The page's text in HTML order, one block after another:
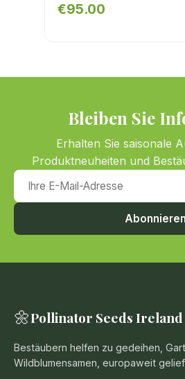
€95.00
Bleiben Sie
Erhalten Sie saisonale
Produktneuheiten und
Ihre E-Mail-Adresse
Abonnieren
🌼Pollinator Seeds Ireland
Bestäubern helfen zu gedeihen,
Wildblumensamen, europaweit